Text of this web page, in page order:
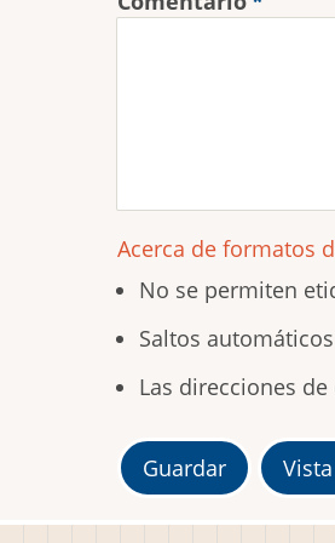
Acerca de formatos
No se permiten
Saltos
Las direcciones